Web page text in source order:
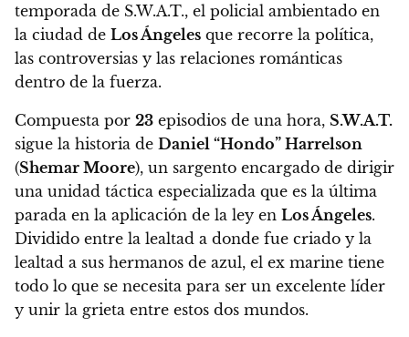
temporada de S.W.A.T., el policial ambientado en
la ciudad de Los Ángeles que recorre la política,
las controversias y las relaciones románticas
dentro de la fuerza.
Compuesta por 23 episodios de una hora, S.W.A.T.
sigue la historia de Daniel “Hondo” Harrelson
(Shemar Moore), un sargento encargado de dirigir
una unidad táctica especializada que es la última
parada en la aplicación de la ley en Los Ángeles.
Dividido entre la lealtad a donde fue criado y la
lealtad a sus hermanos de azul, el ex marine tiene
todo lo que se necesita para ser un excelente líder
y unir la grieta entre estos dos mundos.